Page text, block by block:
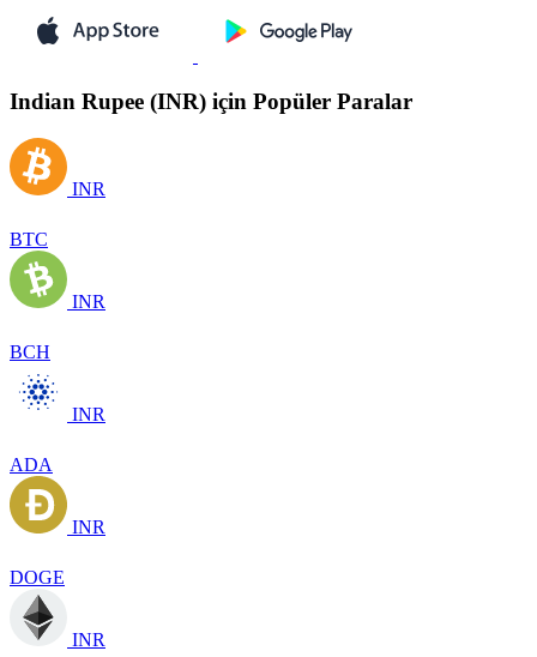
Indian Rupee (INR) için Popüler Paralar
INR
BTC
INR
BCH
INR
ADA
INR
DOGE
INR